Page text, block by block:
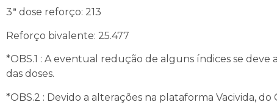
3ª dose reforço: 213
Reforço bivalente: 25.477
*OBS.1 : A eventual redução de alguns índices se
das doses.
*OBS.2 : Devido a alterações na plataforma Vacivida,